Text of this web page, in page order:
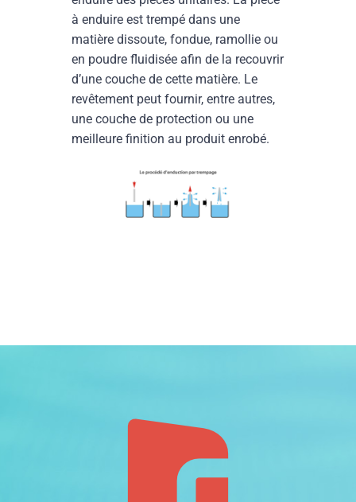
à enduire est trempé dans une
matière dissoute, fondue, ramollie ou
en poudre fluidisée afin de la recouvrir
d’une couche de cette matière. Le
revêtement peut fournir, entre autres,
une couche de protection ou une
meilleure finition au produit enrobé.